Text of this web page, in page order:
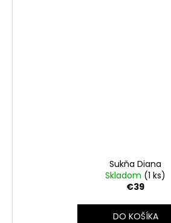
Sukňa Diana
Skladom (1 ks)
€39
DO KOŠÍKA